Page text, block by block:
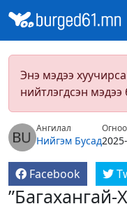
Энэ мэдээ
нийтлэгдсэн
Ангилал
Нийгэм Бусад
Огноо
Facebook